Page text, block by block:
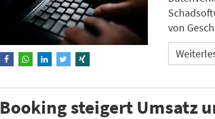
von
Booking steigert Umsatz